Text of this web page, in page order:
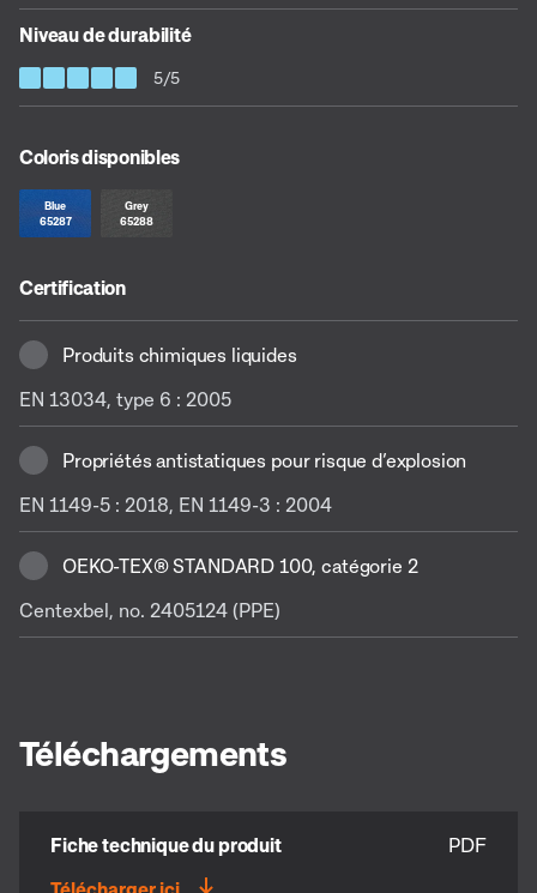
Niveau de durabilité
5/5
Coloris disponibles
Blue
65287
Grey
65288
Certification
Produits chimiques liquides
EN 13034, type 6 : 2005
Propriétés antistatiques pour risque d’explosion
EN 1149-5 : 2018, EN 1149-3 : 2004
OEKO-TEX® STANDARD 100, catégorie 2
Centexbel, no. 2405124 (PPE)
Téléchargements
Fiche technique du produit
PDF